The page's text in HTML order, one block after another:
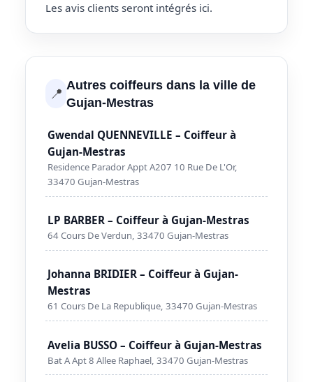
Les avis clients seront intégrés ici.
📍 Autres coiffeurs dans la ville de
Gujan-Mestras
Gwendal QUENNEVILLE – Coiffeur à
Gujan-Mestras
Residence Parador Appt A207 10 Rue De L'Or,
33470 Gujan-Mestras
LP BARBER – Coiffeur à Gujan-Mestras
64 Cours De Verdun, 33470 Gujan-Mestras
Johanna BRIDIER – Coiffeur à Gujan-
Mestras
61 Cours De La Republique, 33470 Gujan-Mestras
Avelia BUSSO – Coiffeur à Gujan-Mestras
Bat A Apt 8 Allee Raphael, 33470 Gujan-Mestras